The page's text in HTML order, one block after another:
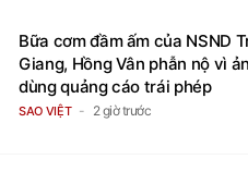
Bữa cơm đầm ấm của NSND
Giang, Hồng Vân phẫn nộ vì
dùng quảng cáo trái phép
SAO VIỆT 2 giờ trước